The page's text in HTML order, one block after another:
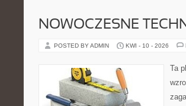
NOWOCZESNE
POSTED BY ADMIN KWI - 10 - 2026
Ta